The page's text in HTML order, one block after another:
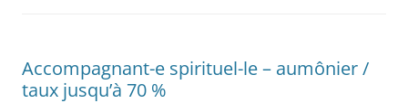
Accompagnant-e spirituel-le – aumônier /
taux jusqu’à 70 %